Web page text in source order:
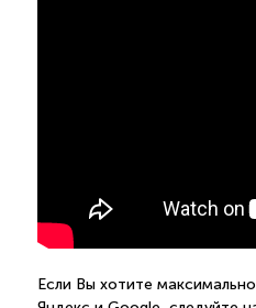
Если Вы хотите